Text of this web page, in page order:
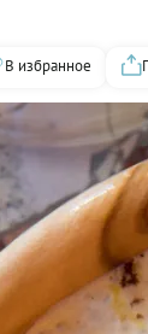
В избранное